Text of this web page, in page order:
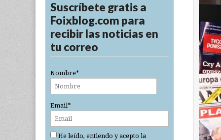
Suscríbete gratis a
Foixblog.com para
recibir las noticias en
tu correo
Nombre*
Email*
He leído, entiendo y acepto la